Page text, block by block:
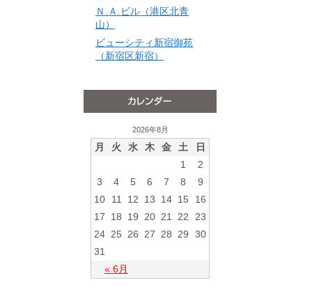
Ｎ.Ａ.ビル（港区北青
山）
ビューシティ新宿御苑
（新宿区新宿）
2026年8月
月 火 水 木 金 土 日
« 6月
1
2
3
4 5 6 7 8
9
10
11 12 13 14 15
16
17
18 19 20 21 22
23
24 25 26 27 28 29
30
31